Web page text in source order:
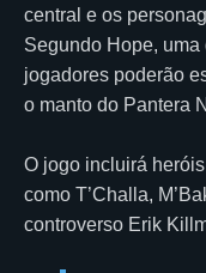
central e os
Segundo Hope,
jogadores poderão
o manto do Pantera
O jogo incluirá
como T’Challa,
controverso Erik